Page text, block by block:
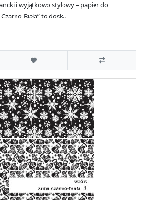
i wyjątkowo stylowy – papier do
Biała” to dosk..